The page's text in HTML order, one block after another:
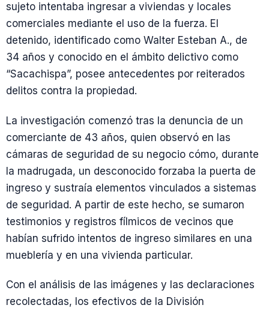
sujeto intentaba ingresar a viviendas y locales
comerciales mediante el uso de la fuerza. El
detenido, identificado como Walter Esteban A., de
34 años y conocido en el ámbito delictivo como
“Sacachispa”, posee antecedentes por reiterados
delitos contra la propiedad.
La investigación comenzó tras la denuncia de un
comerciante de 43 años, quien observó en las
cámaras de seguridad de su negocio cómo, durante
la madrugada, un desconocido forzaba la puerta de
ingreso y sustraía elementos vinculados a sistemas
de seguridad. A partir de este hecho, se sumaron
testimonios y registros fílmicos de vecinos que
habían sufrido intentos de ingreso similares en una
mueblería y en una vivienda particular.
Con el análisis de las imágenes y las declaraciones
recolectadas, los efectivos de la División